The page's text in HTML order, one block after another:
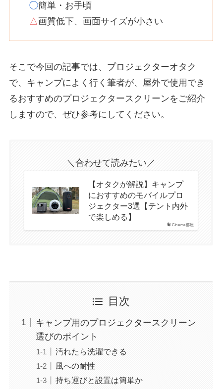
◯簡単・お手頃
△画質低下、画面サイズが小さい
そこで今回の記事では、プロジェクターオタク
で、キャンプによく行く筆者が、屋外で使用でき
るおすすめのプロジェクタースクリーンをご紹介
しますので、ぜひ参考にしてください。
＼合わせて読みたい／
Cinema部屋
【オタクが解説】キャンプ
におすすめのモバイルプロ
ジェクター3選【テント内外
で楽しめる】
目次
キャンプ用のプロジェクタースクリーン
選びのポイント
汚れたら洗濯できる
風への耐性
持ち運びと設置は簡単か